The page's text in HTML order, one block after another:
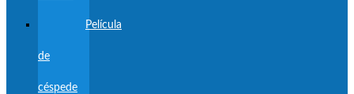
Película
de
céspede